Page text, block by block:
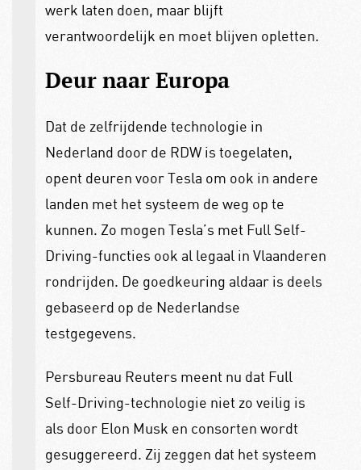
werk laten doen, maar blijft
verantwoordelijk en moet blijven opletten.
Deur naar Europa
Dat de zelfrijdende technologie in
Nederland door de RDW is toegelaten,
opent deuren voor Tesla om ook in andere
landen met het systeem de weg op te
kunnen. Zo mogen Tesla’s met Full Self-
Driving-functies ook al legaal in Vlaanderen
rondrijden. De goedkeuring aldaar is deels
gebaseerd op de Nederlandse
testgegevens.
Persbureau Reuters meent nu dat Full
Self-Driving-technologie niet zo veilig is
als door Elon Musk en consorten wordt
gesuggereerd. Zij zeggen dat het systeem